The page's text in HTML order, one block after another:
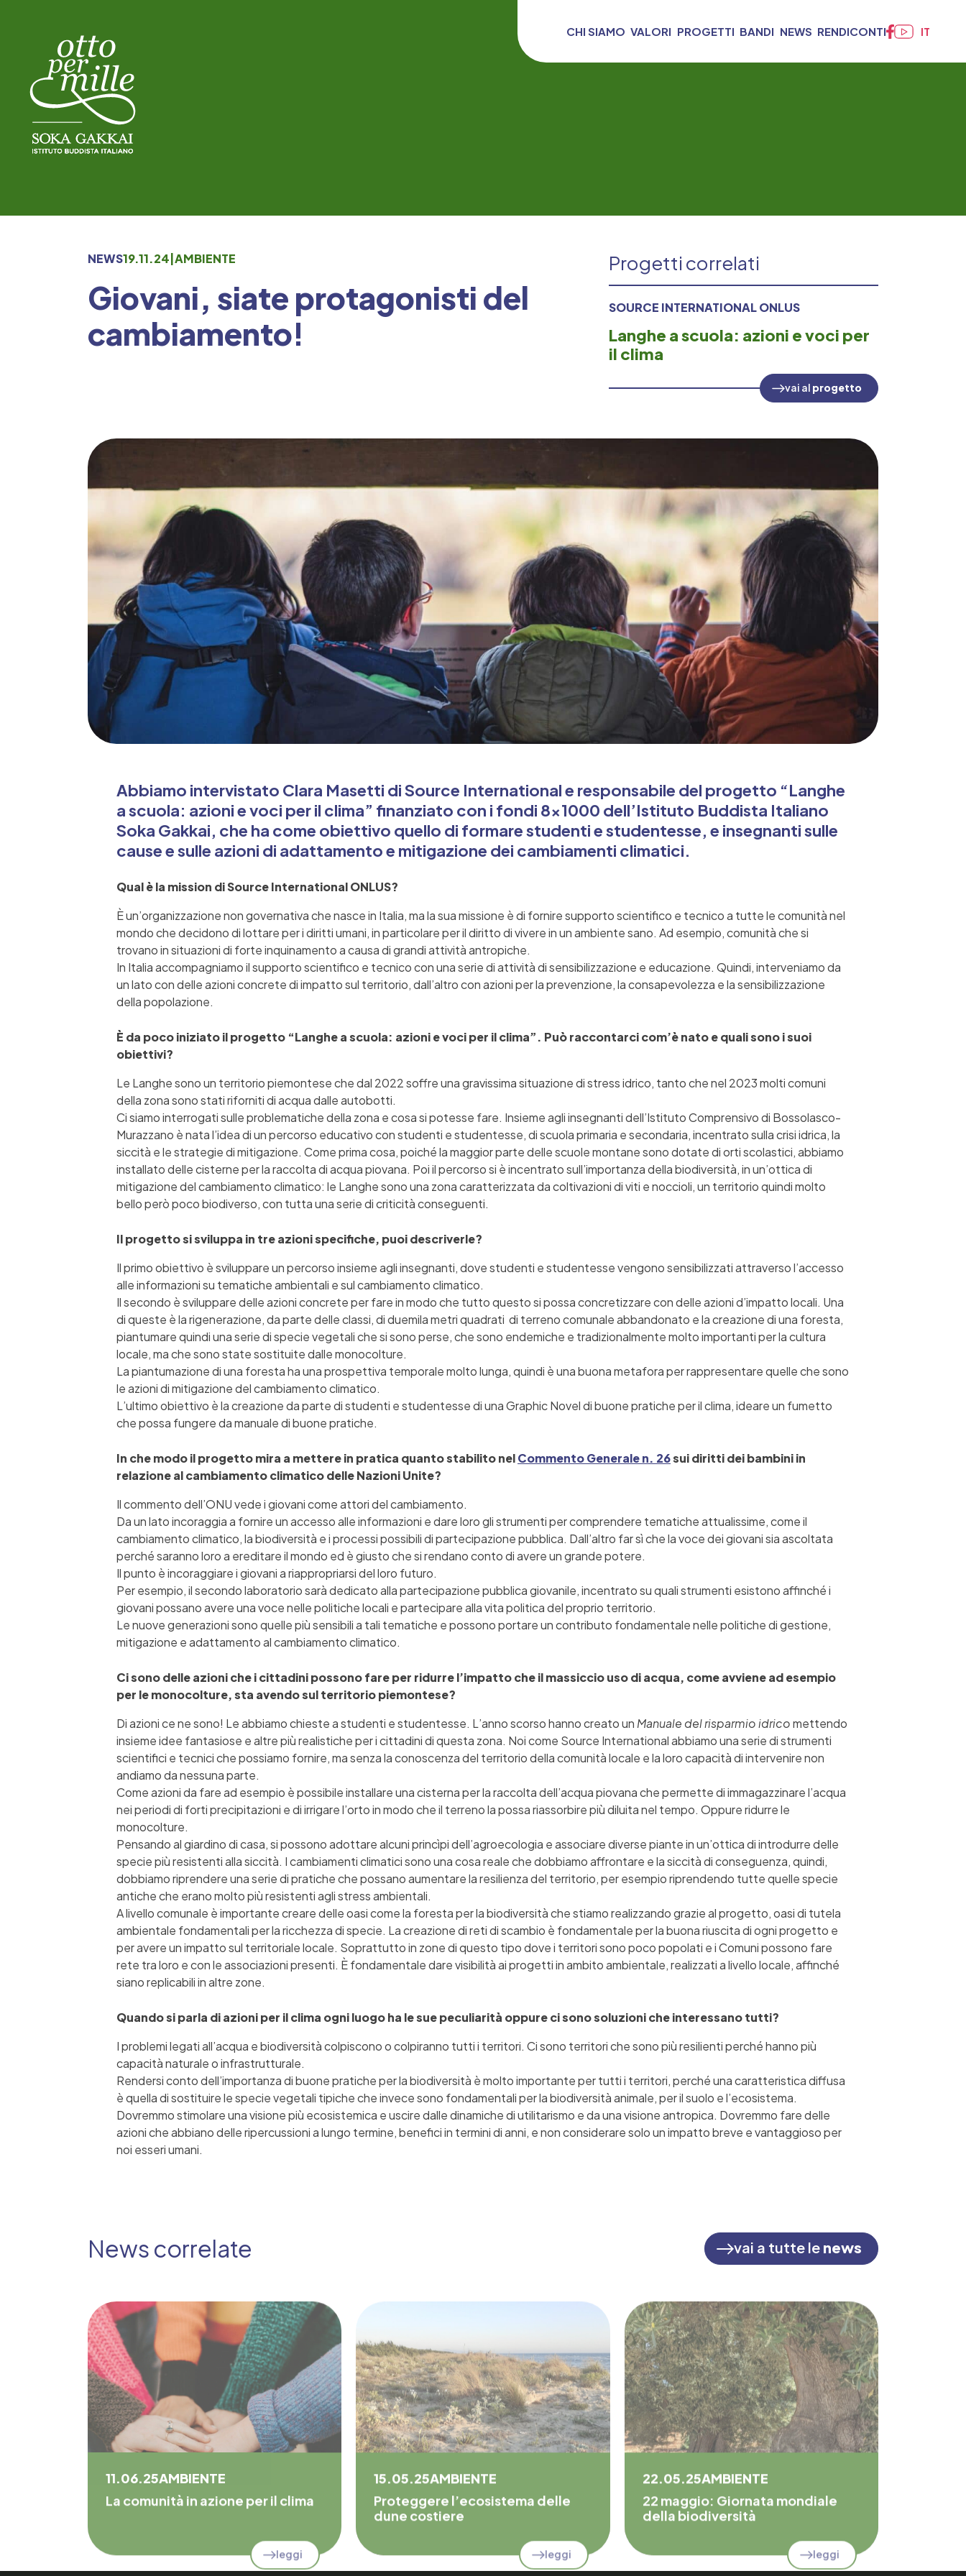
CHI SIAMO VALORI PROGETTI BANDI NEWS RENDICONTI IT
NEWS19.11.24 AMBIENTE
Giovani, siate protagonisti del
cambiamento!
Progetti correlati
SOURCE INTERNATIONAL ONLUS
Langhe a scuola: azioni e voci per
il clima
vai al progetto
Abbiamo intervistato Clara Masetti di Source International e responsabile del progetto “Langhe
a scuola: azioni e voci per il clima” finanziato con i fondi 8×1000 dell’Istituto Buddista Italiano
Soka Gakkai, che ha come obiettivo quello di formare studenti e studentesse, e insegnanti sulle
cause e sulle azioni di adattamento e mitigazione dei cambiamenti climatici.
Qual è la mission di Source International ONLUS?
È un’organizzazione non governativa che nasce in Italia, ma la sua missione è di fornire supporto scientifico e tecnico a tutte le comunità nel
mondo che decidono di lottare per i diritti umani, in particolare per il diritto di vivere in un ambiente sano. Ad esempio, comunità che si
trovano in situazioni di forte inquinamento a causa di grandi attività antropiche.
In Italia accompagniamo il supporto scientifico e tecnico con una serie di attività di sensibilizzazione e educazione. Quindi, interveniamo da
un lato con delle azioni concrete di impatto sul territorio, dall’altro con azioni per la prevenzione, la consapevolezza e la sensibilizzazione
della popolazione.
È da poco iniziato il progetto “Langhe a scuola: azioni e voci per il clima”. Può raccontarci com’è nato e quali sono i suoi
obiettivi?
Le Langhe sono un territorio piemontese che dal 2022 soffre una gravissima situazione di stress idrico, tanto che nel 2023 molti comuni
della zona sono stati riforniti di acqua dalle autobotti.
Ci siamo interrogati sulle problematiche della zona e cosa si potesse fare. Insieme agli insegnanti dell’Istituto Comprensivo di Bossolasco-
Murazzano è nata l’idea di un percorso educativo con studenti e studentesse, di scuola primaria e secondaria, incentrato sulla crisi idrica, la
siccità e le strategie di mitigazione. Come prima cosa, poiché la maggior parte delle scuole montane sono dotate di orti scolastici, abbiamo
installato delle cisterne per la raccolta di acqua piovana. Poi il percorso si è incentrato sull’importanza della biodiversità, in un’ottica di
mitigazione del cambiamento climatico: le Langhe sono una zona caratterizzata da coltivazioni di viti e noccioli, un territorio quindi molto
bello però poco biodiverso, con tutta una serie di criticità conseguenti.
Il progetto si sviluppa in tre azioni specifiche, puoi descriverle?
Il primo obiettivo è sviluppare un percorso insieme agli insegnanti, dove studenti e studentesse vengono sensibilizzati attraverso l’accesso
alle informazioni su tematiche ambientali e sul cambiamento climatico.
Il secondo è sviluppare delle azioni concrete per fare in modo che tutto questo si possa concretizzare con delle azioni d’impatto locali. Una
di queste è la rigenerazione, da parte delle classi, di duemila metri quadrati di terreno comunale abbandonato e la creazione di una foresta,
piantumare quindi una serie di specie vegetali che si sono perse, che sono endemiche e tradizionalmente molto importanti per la cultura
locale, ma che sono state sostituite dalle monocolture.
La piantumazione di una foresta ha una prospettiva temporale molto lunga, quindi è una buona metafora per rappresentare quelle che sono
le azioni di mitigazione del cambiamento climatico.
L’ultimo obiettivo è la creazione da parte di studenti e studentesse di una Graphic Novel di buone pratiche per il clima, ideare un fumetto
che possa fungere da manuale di buone pratiche.
In che modo il progetto mira a mettere in pratica quanto stabilito nelCommento Generale n. 26sui diritti dei bambini in
relazione al cambiamento climatico delle Nazioni Unite?
Il commento dell’ONU vede i giovani come attori del cambiamento.
Da un lato incoraggia a fornire un accesso alle informazioni e dare loro gli strumenti per comprendere tematiche attualissime, come il
cambiamento climatico, la biodiversità e i processi possibili di partecipazione pubblica. Dall’altro far sì che la voce dei giovani sia ascoltata
perché saranno loro a ereditare il mondo ed è giusto che si rendano conto di avere un grande potere.
Il punto è incoraggiare i giovani a riappropriarsi del loro futuro.
Per esempio, il secondo laboratorio sarà dedicato alla partecipazione pubblica giovanile, incentrato su quali strumenti esistono affinché i
giovani possano avere una voce nelle politiche locali e partecipare alla vita politica del proprio territorio.
Le nuove generazioni sono quelle più sensibili a tali tematiche e possono portare un contributo fondamentale nelle politiche di gestione,
mitigazione e adattamento al cambiamento climatico.
Ci sono delle azioni che i cittadini possono fare per ridurre l’impatto che il massiccio uso di acqua, come avviene ad esempio
per le monocolture, sta avendo sul territorio piemontese?
Di azioni ce ne sono! Le abbiamo chieste a studenti e studentesse. L’anno scorso hanno creato un Manuale del risparmio idricomettendo
insieme idee fantasiose e altre più realistiche per i cittadini di questa zona. Noi come Source International abbiamo una serie di strumenti
scientifici e tecnici che possiamo fornire, ma senza la conoscenza del territorio della comunità locale e la loro capacità di intervenire non
andiamo da nessuna parte.
Come azioni da fare ad esempio è possibile installare una cisterna per la raccolta dell’acqua piovana che permette di immagazzinare l’acqua
nei periodi di forti precipitazioni e di irrigare l’orto in modo che il terreno la possa riassorbire più diluita nel tempo. Oppure ridurre le
monocolture.
Pensando al giardino di casa, si possono adottare alcuni princìpi dell’agroecologia e associare diverse piante in un’ottica di introdurre delle
specie più resistenti alla siccità. I cambiamenti climatici sono una cosa reale che dobbiamo affrontare e la siccità di conseguenza, quindi,
dobbiamo riprendere una serie di pratiche che possano aumentare la resilienza del territorio, per esempio riprendendo tutte quelle specie
antiche che erano molto più resistenti agli stress ambientali.
A livello comunale è importante creare delle oasi come la foresta per la biodiversità che stiamo realizzando grazie al progetto, oasi di tutela
ambientale fondamentali per la ricchezza di specie. La creazione di reti di scambio è fondamentale per la buona riuscita di ogni progetto e
per avere un impatto sul territoriale locale. Soprattutto in zone di questo tipo dove i territori sono poco popolati e i Comuni possono fare
rete tra loro e con le associazioni presenti. È fondamentale dare visibilità ai progetti in ambito ambientale, realizzati a livello locale, affinché
siano replicabili in altre zone.
Quando si parla di azioni per il clima ogni luogo ha le sue peculiarità oppure ci sono soluzioni che interessano tutti?
I problemi legati all’acqua e biodiversità colpiscono o colpiranno tutti i territori. Ci sono territori che sono più resilienti perché hanno più
capacità naturale o infrastrutturale.
Rendersi conto dell’importanza di buone pratiche per la biodiversità è molto importante per tutti i territori, perché una caratteristica diffusa
è quella di sostituire le specie vegetali tipiche che invece sono fondamentali per la biodiversità animale, per il suolo e l’ecosistema.
Dovremmo stimolare una visione più ecosistemica e uscire dalle dinamiche di utilitarismo e da una visione antropica. Dovremmo fare delle
azioni che abbiano delle ripercussioni a lungo termine, benefici in termini di anni, e non considerare solo un impatto breve e vantaggioso per
noi esseri umani.
News correlate vai a tutte le news
11.06.25AMBIENTE
La comunità in azione per il clima
leggi
15.05.25AMBIENTE
Proteggere l’ecosistema delle
dune costiere
leggi
22.05.25AMBIENTE
22 maggio: Giornata mondiale
della biodiversità
leggi